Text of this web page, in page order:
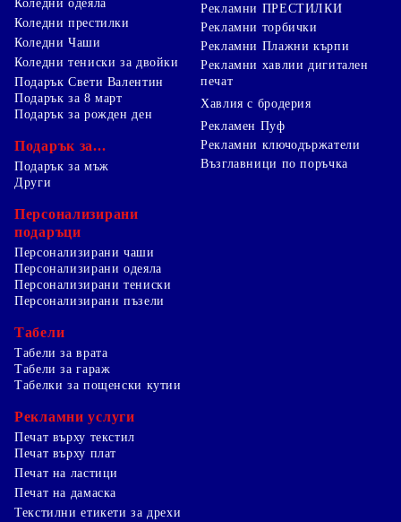
Коледни одеяла
Коледни престилки
Коледни Чаши
Коледни тениски за двойки
Подарък Свети Валентин
Подарък за 8 март
Подарък за рожден ден
Подарък за...
Подарък за мъж
Рекламни ПРЕСТИЛКИ
Рекламни торбички
Рекламни Плажни кърпи
Рекламни хавлии дигитален
печат
Хавлия с бродерия
Рекламен Пуф
Рекламни ключодържатели
Възглавници по поръчка
Други
Персонализирани
подаръци
Персонализирани чаши
Персонализирани одеяла
Персонализирани тениски
Персонализирани пъзели
Табели
Табели за врата
Табели за гараж
Табелки за пощенски кутии
Рекламни услуги
Печат върху текстил
Печат върху плат
Печат на ластици
Печат на дамаска
Текстилни етикети за дрехи